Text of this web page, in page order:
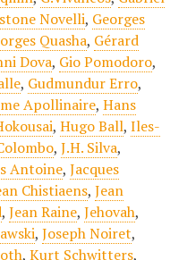
Novelli, Georges
Quasha, Gérard
Dova, Gio Pomodoro,
, Gudmundur Erro,
Apollinaire, Hans
, Hugo Ball, Iles-
, J.H. Silva,
Antoine, Jacques
Chistiaens, Jean
, Jean Raine, Jehovah,
, Joseph Noiret,
, Kurt Schwitters,